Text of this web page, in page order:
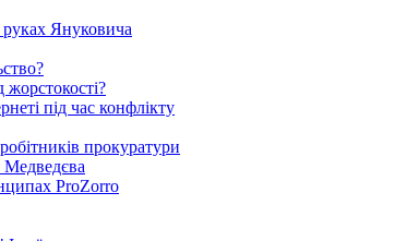
руках Януковича
під час конфлікту
прокуратури
Медведєва
ProZorro